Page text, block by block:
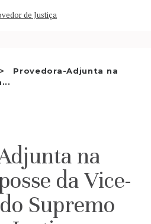
Provedora-Adjunta na
E OUTRAS
na
da Vice-
Supremo